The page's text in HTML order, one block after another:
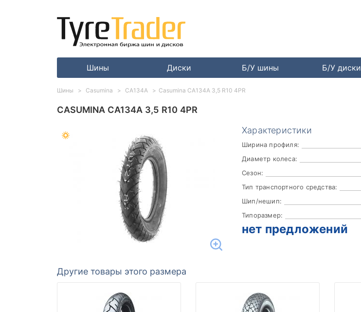
Шины Диски Б/У шины Б/У диски
CASUMINA CA134A 3,5 R10 4PR
Характеристики
Ширина профиля:
Диаметр колеса:
Сезон:
Тип транспортного средства:
Шип/нешип:
Типоразмер:
нет предложений
Другие товары этого размера
Шины Casumina CA134A Casumina CA134A 3,5 R10 4PR